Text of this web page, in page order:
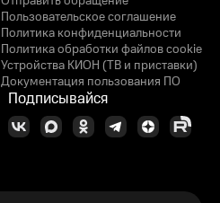
Пользовательское соглашение
Политика конфиденциальности
Политика обработки файлов cookie
Устройства КИОН (ТВ и приставки)
Документация пользования ПО
Подписывайся